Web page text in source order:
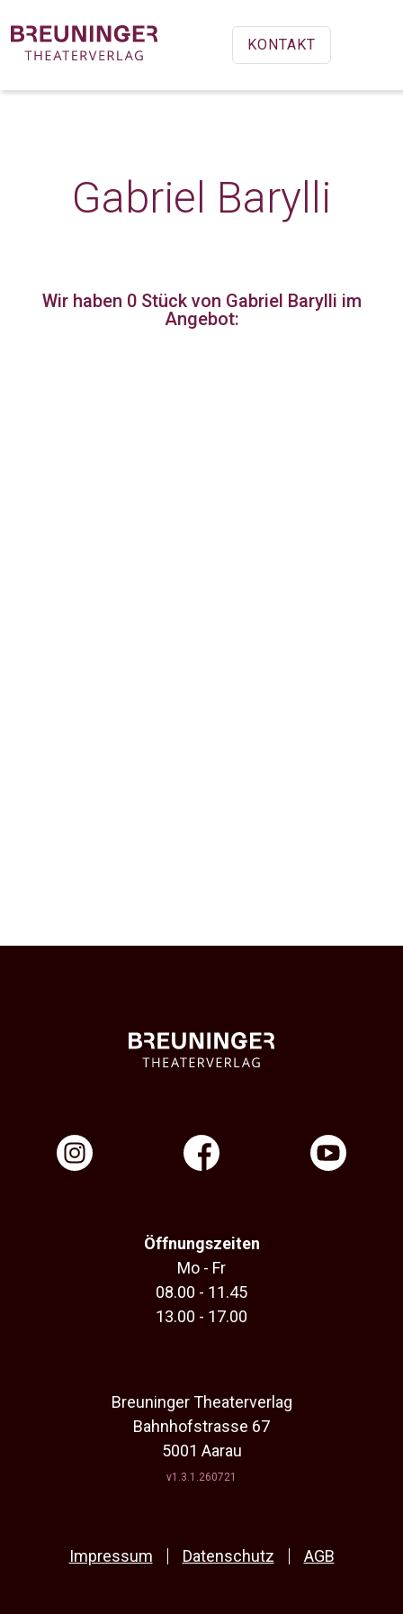
KONTAKT
Gabriel Barylli
Wir haben 0 Stückvon Gabriel Barylli im
Angebot:
Öffnungszeiten
Mo - Fr
08.00 - 11.45
13.00 - 17.00
Breuninger Theaterverlag
Bahnhofstrasse 67
5001 Aarau
v1.3.1.260721
Impressum Datenschutz AGB